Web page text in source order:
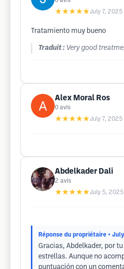
★★★★★July 7, 2025
Tratamiento muy bueno
Traduit : Very good
Alex Moral Ros
0 avis
★★★★★July 7, 2025
Abdelkader Dali
2 avis
★★★★★July 5, 2025
Réponse du propriétaire •
Gracias, Abdelkader, por
estrellas. Aunque no
puntuación con un